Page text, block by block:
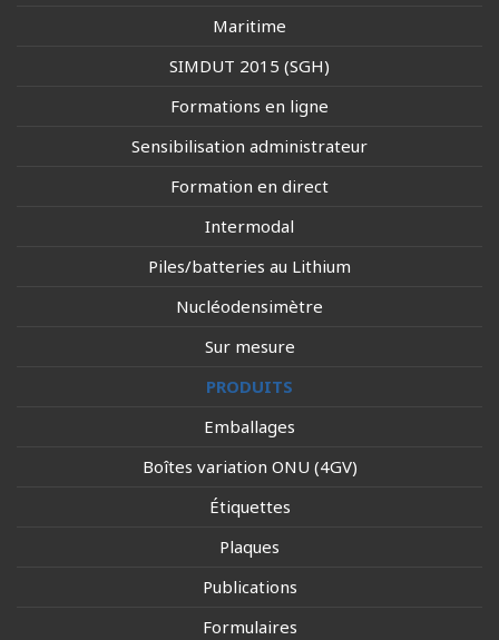
Maritime
SIMDUT 2015 (SGH)
Formations en ligne
Sensibilisation administrateur
Formation en direct
Intermodal
Piles/batteries au Lithium
Nucléodensimètre
Sur mesure
PRODUITS
Emballages
Boîtes variation ONU (4GV)
Étiquettes
Plaques
Publications
Formulaires